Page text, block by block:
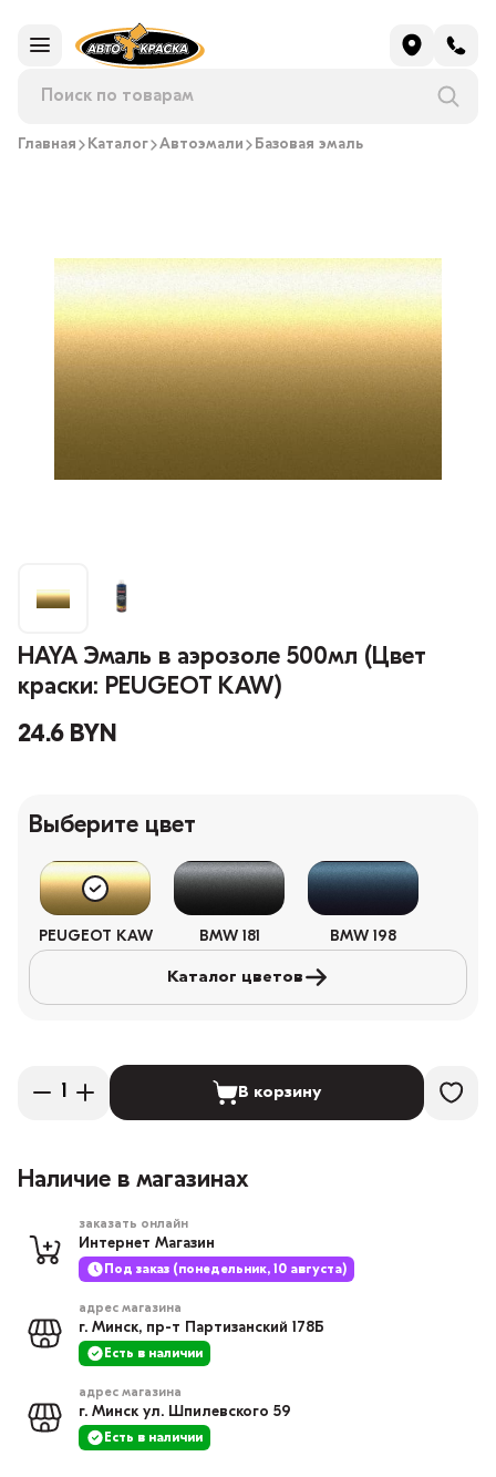
Главная Каталог Автоэмали Базовая эмаль
HAYA Эмаль в аэрозоле 500мл (Цвет
краски: PEUGEOT KAW)
24.6 BYN
Выберите цвет
PEUGEOT KAW BMW 181 BMW 198
Каталог цветов
В корзину
Наличие в магазинах
заказать онлайн
Интернет Магазин
Под заказ (понедельник, 10 августа)
адрес магазина
г. Минск, пр-т Партизанский 178Б
Есть в наличии
адрес магазина
г. Минск ул. Шпилевского 59
Есть в наличии